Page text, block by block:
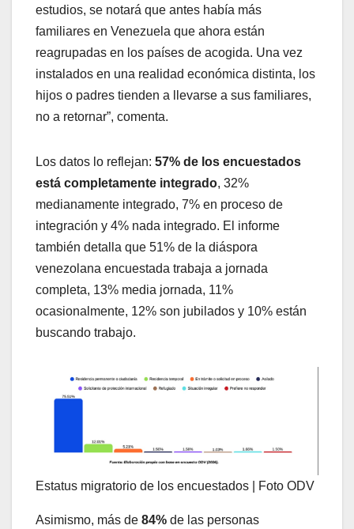
estudios, se notará que antes había más
familiares en Venezuela que ahora están
reagrupadas en los países de acogida. Una vez
instalados en una realidad económica distinta, los
hijos o padres tienden a llevarse a sus familiares,
no a retornar”, comenta.
Los datos lo reflejan: 57% de los encuestados
está completamente integrado, 32%
medianamente integrado, 7% en proceso de
integración y 4% nada integrado. El informe
también detalla que 51% de la diáspora
venezolana encuestada trabaja a jornada
completa, 13% media jornada, 11%
ocasionalmente, 12% son jubilados y 10% están
buscando trabajo.
Estatus migratorio de los encuestados | Foto ODV
Asimismo, más de 84% de las personas